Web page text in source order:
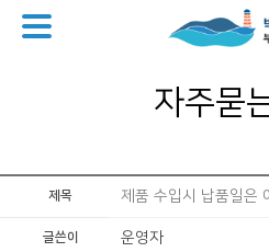
자주묻
제목 제품 수입시 납품일은
글쓴이 운영자